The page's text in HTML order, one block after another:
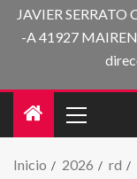
JAVIER
-A 41927
Inicio 2026 rd